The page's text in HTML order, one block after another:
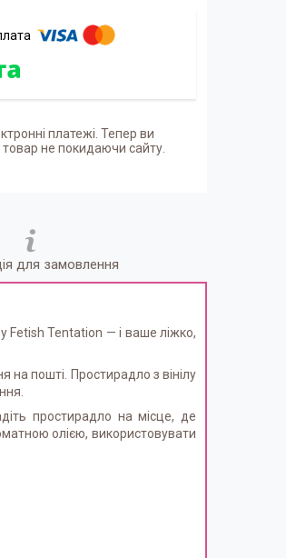
платежі. Тепер ви
не покидаючи сайту.
для замовлення
Fetish Tentation — і ваше ліжко,
на пошті. Простирадло з вінілу
простирадло на місце, де
олією, використовувати